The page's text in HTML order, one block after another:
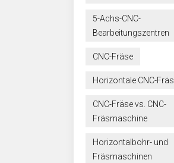
5-Achs-CNC-
Bearbeitungszentren
CNC-Fräse
Horizontale CNC-
CNC-Fräse vs. CNC-
Fräsmaschine
Horizontalbohr- und
Fräsmaschinen